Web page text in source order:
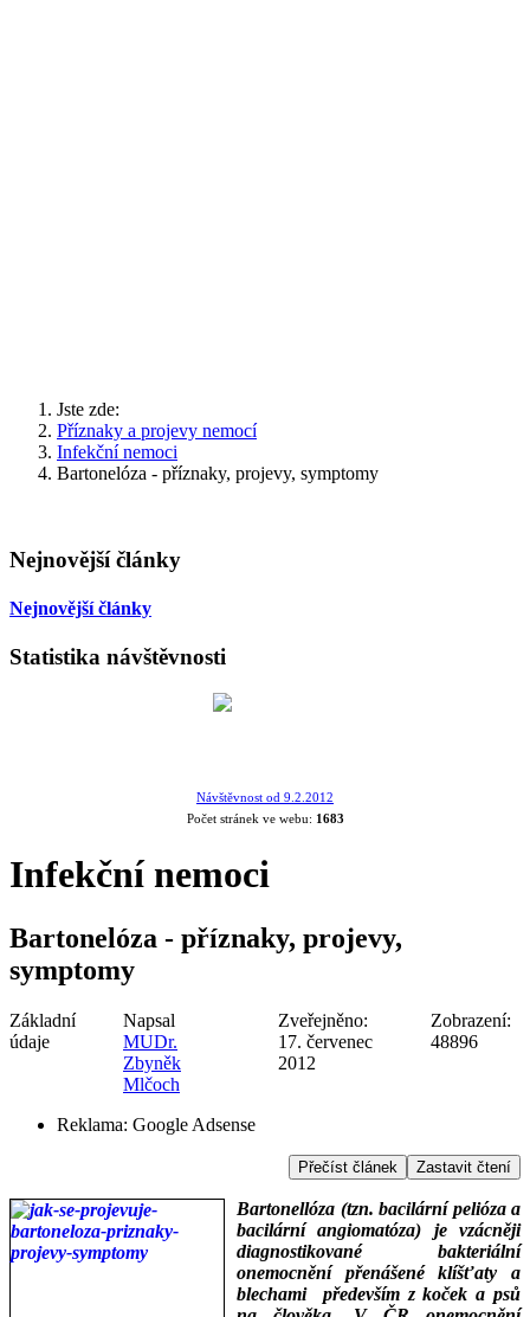
Jste zde:
Příznaky a projevy nemocí
Infekční nemoci
Bartonelóza - příznaky, projevy, symptomy
Nejnovější články
Nejnovější články
Statistika návštěvnosti
Návštěvnost od 9.2.2012
Počet stránek ve webu: 1683
Infekční nemoci
Bartonelóza - příznaky, projevy,
symptomy
Základní
údaje
Napsal
MUDr.
Zbyněk
Mlčoch
Zveřejněno:
17. červenec
2012
Zobrazení:
48896
Reklama: Google Adsense
Přečíst článek Zastavit čtení
Bartonellóza (tzn. bacilární pelióza a
bacilární angiomatóza) je vzácněji
diagnostikované bakteriální
onemocnění přenášené klíšťaty a
blechami především z koček a psů